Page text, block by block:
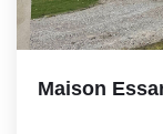
Maison